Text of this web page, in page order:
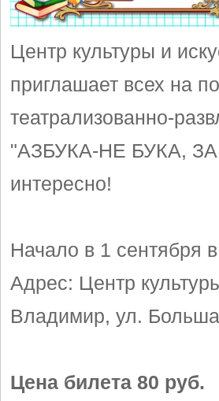
Центр культуры и
приглашает всех на
театрализованно-
"АЗБУКА-НЕ БУКА,
интересно!
Начало в 1 сентября
Адрес: Центр
Владимир, ул.
Цена билета 80 руб.